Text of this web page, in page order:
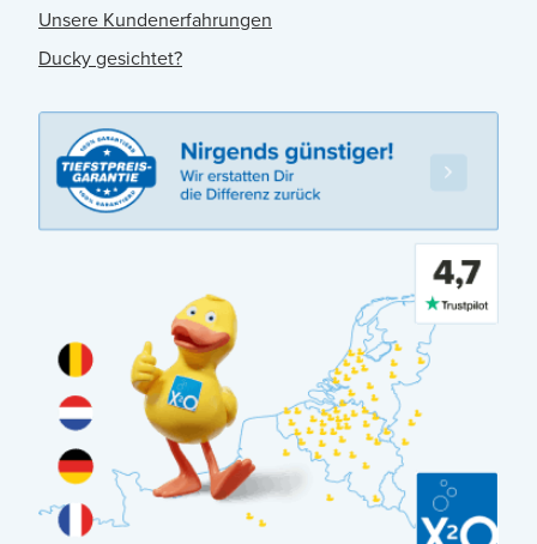
Unsere Kundenerfahrungen
Ducky gesichtet?